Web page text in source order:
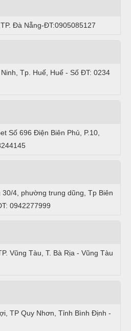
Đà Nẵng-ĐT:0905085127
Tp. Huế, Huế - Số ĐT: 0234
Số 696 Điện Biên Phủ, P.10,
4, phường trung dũng, Tp Biên
0942277999
Vũng Tàu, T. Bà Rịa - Vũng Tàu
TP Quy Nhơn, Tỉnh Bình Định -